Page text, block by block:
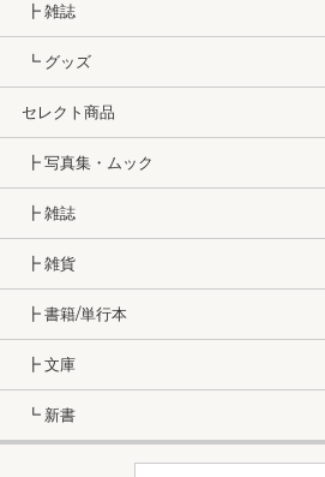
┣ 雑誌
┗ グッズ
セレクト商品
┣ 写真集・ムック
┣ 雑誌
┣ 雑貨
┣ 書籍/単行本
┣ 文庫
┗ 新書